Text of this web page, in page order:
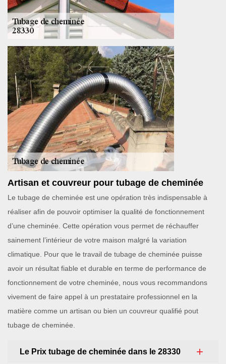
Artisan et couvreur pour tubage de cheminée
Le tubage de cheminée est une opération très indispensable à
réaliser afin de pouvoir optimiser la qualité de fonctionnement
d’une cheminée. Cette opération vous permet de réchauffer
sainement l’intérieur de votre maison malgré la variation
climatique. Pour que le travail de tubage de cheminée puisse
avoir un résultat fiable et durable en terme de performance de
fonctionnement de votre cheminée, nous vous recommandons
vivement de faire appel à un prestataire professionnel en la
matière comme un artisan ou bien un couvreur qualifié pout
tubage de cheminée.
Le Prix tubage de cheminée dans le 28330